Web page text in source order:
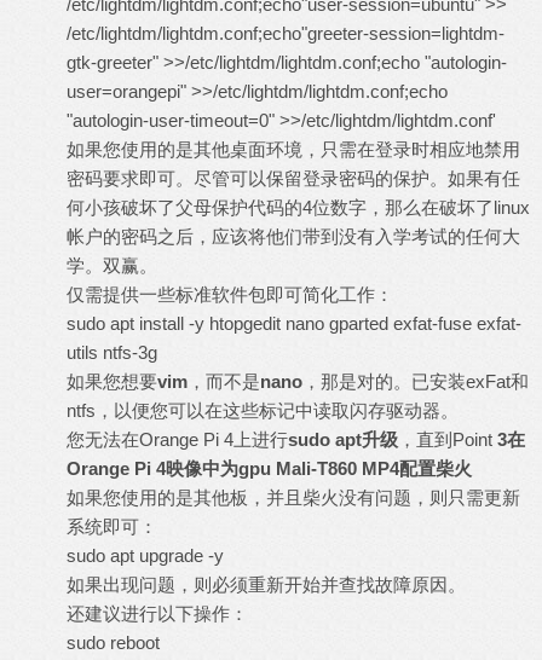
/etc/lightdm/lightdm.conf;echo"user-session=ubuntu" >>
/etc/lightdm/lightdm.conf;echo"greeter-session=lightdm-
gtk-greeter" >>/etc/lightdm/lightdm.conf;echo "autologin-
user=orangepi" >>/etc/lightdm/lightdm.conf;echo
"autologin-user-timeout=0" >>/etc/lightdm/lightdm.conf'
如果您使用的是其他桌面环境，只需在登录时相应地禁用
密码要求即可。尽管可以保留登录密码的保护。如果有任
何小孩破坏了父母保护代码的4位数字，那么在破坏了linux
帐户的密码之后，应该将他们带到没有入学考试的任何大
学。双赢。
仅需提供一些标准软件包即可简化工作：
sudo apt install -y htopgedit nano gparted exfat-fuse exfat-
utils ntfs-3g
如果您想要vim ，而不是nano ，那是对的。已安装exFat和
ntfs，以便您可以在这些标记中读取闪存驱动器。
您无法在Orange Pi 4上进行sudo apt升级 ，直到Point 3在
Orange Pi 4映像中为gpu Mali-T860 MP4配置柴火
如果您使用的是其他板，并且柴火没有问题，则只需更新
系统即可：
sudo apt upgrade -y
如果出现问题，则必须重新开始并查找故障原因。
还建议进行以下操作：
sudo reboot